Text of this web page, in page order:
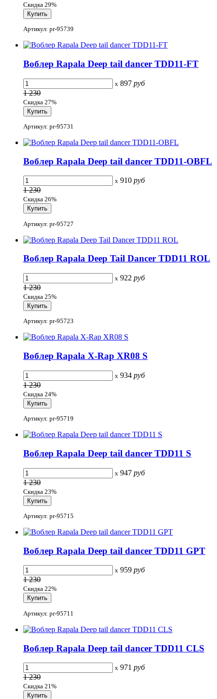
Скидка 29%
Артикул: pr-95739
Воблер Rapala Deep tail dancer TDD11-FT
x 897 руб
1 230
Скидка 27%
Артикул: pr-95731
Воблер Rapala Deep tail dancer TDD11-OBFL
x 910 руб
1 230
Скидка 26%
Артикул: pr-95727
Воблер Rapala Deep Tail Dancer TDD11 ROL
x 922 руб
1 230
Скидка 25%
Артикул: pr-95723
Воблер Rapala X-Rap XR08 S
x 934 руб
1 230
Скидка 24%
Артикул: pr-95719
Воблер Rapala Deep tail dancer TDD11 S
x 947 руб
1 230
Скидка 23%
Артикул: pr-95715
Воблер Rapala Deep tail dancer TDD11 GPT
x 959 руб
1 230
Скидка 22%
Артикул: pr-95711
Воблер Rapala Deep tail dancer TDD11 CLS
x 971 руб
1 230
Скидка 21%